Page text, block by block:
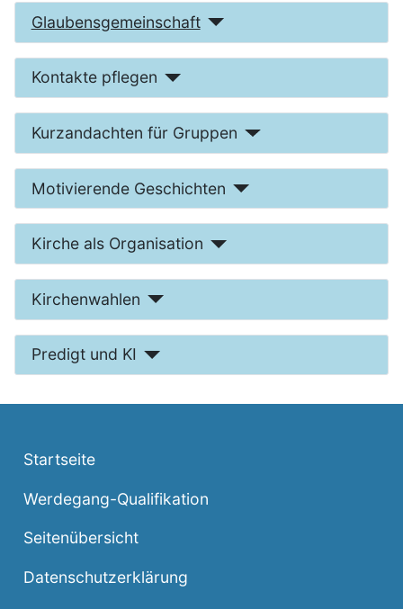
Glaubensgemeinschaft
Kontakte pflegen
Kurzandachten für Gruppen
Motivierende Geschichten
Kirche als Organisation
Kirchenwahlen
Predigt und KI
Startseite
Werdegang-Qualifikation
Seitenübersicht
Datenschutzerklärung